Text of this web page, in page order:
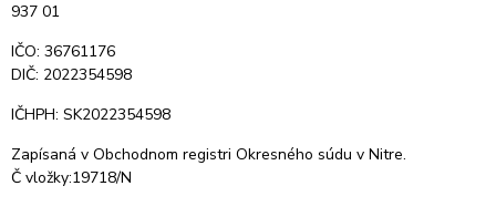
937 01
IČO: 36761176
DIČ: 2022354598
IČHPH: SK2022354598
Zapísaná v Obchodnom registri Okresného súdu v Nitre.
Č vložky:19718/N